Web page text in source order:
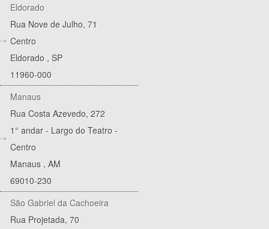
Eldorado
Rua Nove de Julho, 71
Centro
Eldorado , SP
11960-000
Manaus
Rua Costa Azevedo, 272
1° andar - Largo do Teatro -
Centro
Manaus , AM
69010-230
São Gabriel da Cachoeira
Rua Projetada, 70